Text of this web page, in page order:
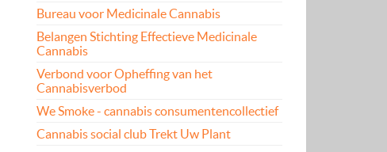
Bureau voor Medicinale Cannabis
Belangen Stichting Effectieve Medicinale
Cannabis
Verbond voor Opheffing van het
Cannabisverbod
We Smoke - cannabis consumentencollectief
Cannabis social club Trekt Uw Plant